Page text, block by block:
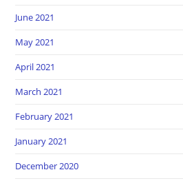
June 2021
May 2021
April 2021
March 2021
February 2021
January 2021
December 2020